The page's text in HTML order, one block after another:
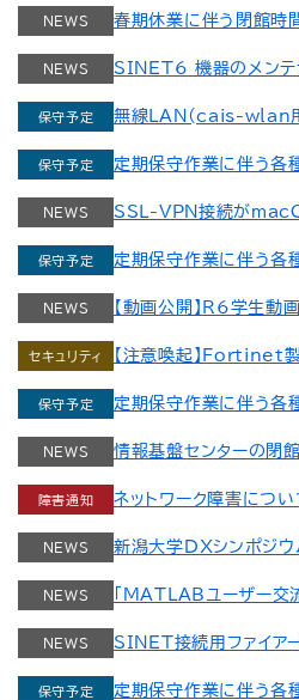
Монгол
Português
Română
Русский
Español
Kiswahili
Svenska
ไทย
NEWS 春期休業に伴う閉館時
NEWS
SINET6 機器のメンテ
保守予定
無線LAN(cais-wlan用
保守予定 定期保守作業に伴う各
NEWS
SSL-VPN接続が
保守予定 定期保守作業に伴う各
NEWS 【動画公開】R6学生動
セキュリティ
【注意喚起】Fortinet
2024-55591）
保守予定 定期保守作業に伴う各
NEWS 情報基盤センターの閉
障害通知 ネットワーク障害につい
NEWS 新潟大学DXシンポジ
NEWS 「MATLABユーザー交
NEWS
SINET接続用ファイア
保守予定 定期保守作業に伴う各